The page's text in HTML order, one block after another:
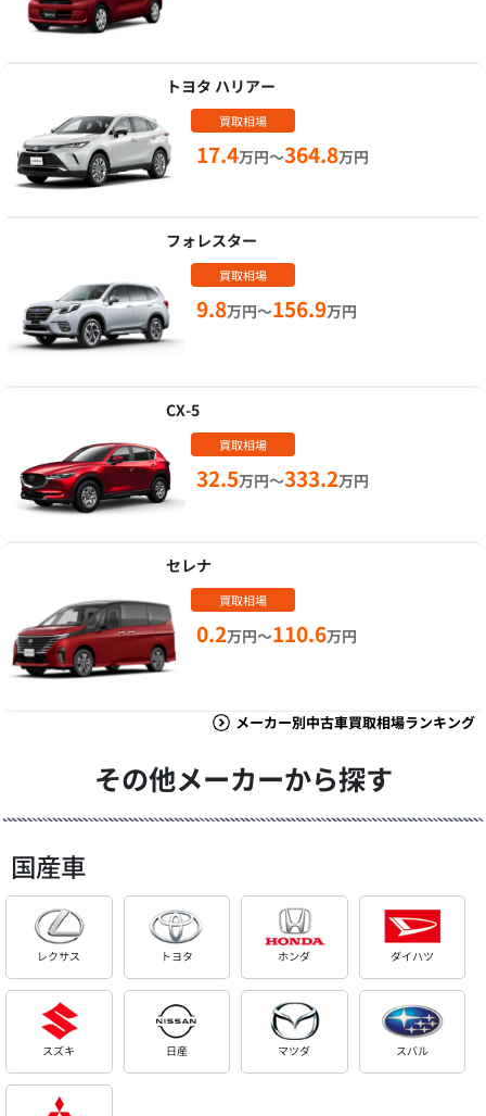
トヨタ ハリアー
買取相場
17.4万円～364.8万円
フォレスター
買取相場
9.8万円～156.9万円
CX-5
買取相場
32.5万円～333.2万円
セレナ
買取相場
0.2万円～110.6万円
メーカー別中古車買取相場ランキング
その他メーカーから探す
国産車
レクサス トヨタ ホンダ ダイハツ
スズキ 日産 マツダ スバル